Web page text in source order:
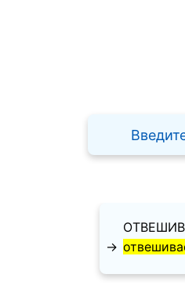
→